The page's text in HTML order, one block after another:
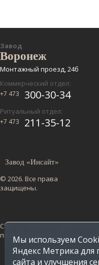
Завод
Воронеж
Монтажный проезд, 24б
Коммерческий отдел:
+7 473 300-30-34
Ритуальный отдел:
+7 473 211-35-12
Завод «Инсайт»
© 2026. Все права
защищены.
Сайт не является публичной
по Воронежской области.
Мы используем
Яндекс Метрика
сайта и улучшения